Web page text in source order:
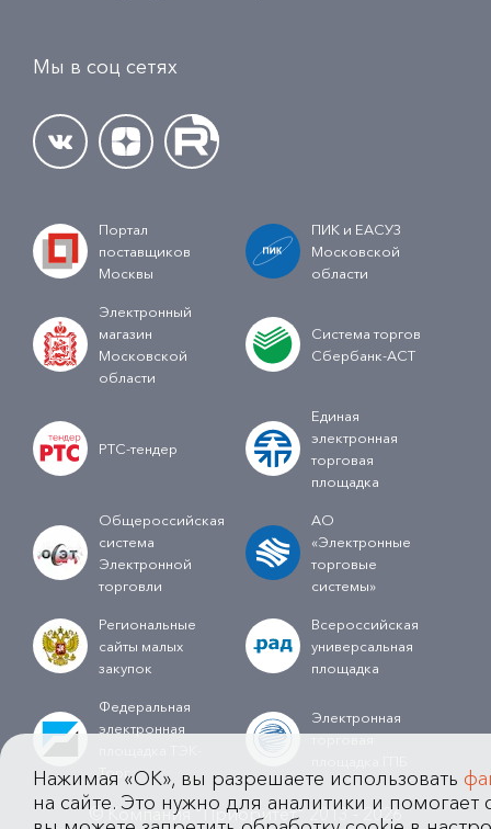
Мы в соц сетях
Портал
поставщиков
Москвы
ПИК и ЕАСУЗ
Московской
области
Электронный
магазин
Московской
области
Система торгов
Сбербанк-АСТ
РТС-тендер
Единая
электронная
торговая
площадка
Общероссийская
система
Электронной
торговли
АО
«Электронные
торговые
системы»
Региональные
сайты малых
закупок
Всероссийская
универсальная
площадка
Федеральная
электронная
Торг
Электронная
торговая
© Компания "Приоритет" 2013 - 2026
Нажимая «OK», вы разрешаете использовать
на сайте. Это нужно для аналитики и помогает